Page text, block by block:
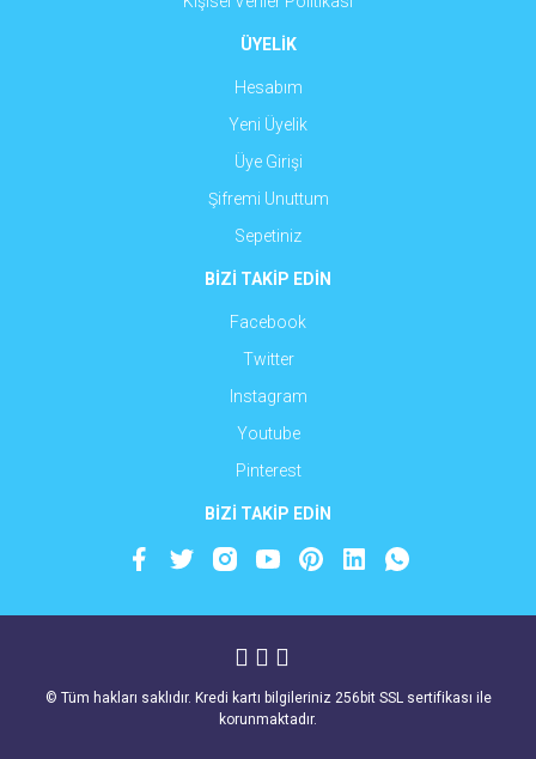
ÜYELİK
Hesabım
Yeni Üyelik
Üye Girişi
Şifremi Unuttum
Sepetiniz
BİZİ TAKİP EDİN
Facebook
Twitter
Instagram
Youtube
Pinterest
BİZİ TAKİP EDİN
© Tüm hakları saklıdır. Kredi kartı bilgileriniz 256bit SSL sertifikası ile
korunmaktadır.